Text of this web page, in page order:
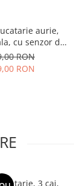
aurie,
cu senzor de
dus
pipa flexibila, 2
a apei, cu
RON
RON
3 cai,